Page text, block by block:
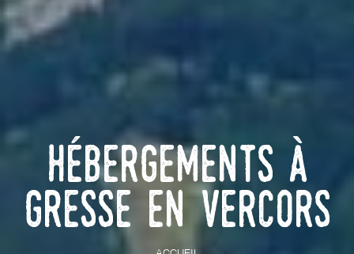
Hébergements à
Gresse en Vercors